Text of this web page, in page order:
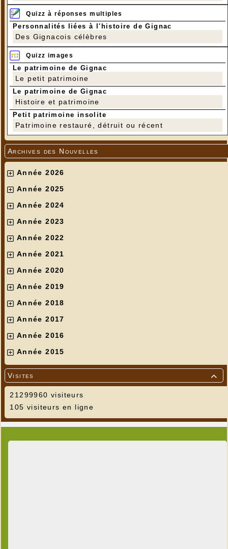
Quizz à réponses multiples
Personnalités liées à l'histoire de Gignac
Des Gignacois célèbres
Quizz images
Le patrimoine de Gignac
Le petit patrimoine
Le patrimoine de Gignac
Histoire et patrimoine
Petit patrimoine insolite
Patrimoine restauré, détruit ou récent
Archives des Nouvelles
Année 2026
Année 2025
Année 2024
Année 2023
Année 2022
Année 2021
Année 2020
Année 2019
Année 2018
Année 2017
Année 2016
Année 2015

Visites
21299960 visiteurs
105 visiteurs en ligne